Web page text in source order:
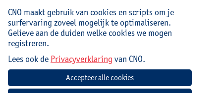
Doelstellingen
Na het volgen van deze nascholing:
ken je de STEM-projecten die ESERO Belgium
(gratis) aanbiedt aan secundaire scholen;
weet je hoe je kan deelnemen aan die projecten;
CNO maakt gebruik van cookies en scripts om je
surfervaring zoveel mogelijk te optimaliseren.
Gelieve aan de duiden welke cookies we mogen
registreren.
Lees ook de Privacyverklaring van CNO.